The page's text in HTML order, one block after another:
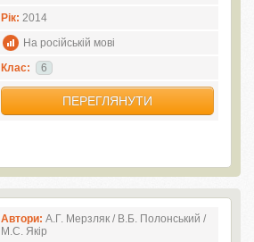
Рік: 2014
На російській мові
Клас:
6
ПЕРЕГЛЯНУТИ
Автори: А.Г. Мерзляк / В.Б. Полонський /
М.С. Якір